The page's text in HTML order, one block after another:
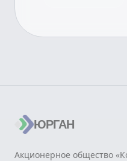
ЮРГАН
Акционерное общество